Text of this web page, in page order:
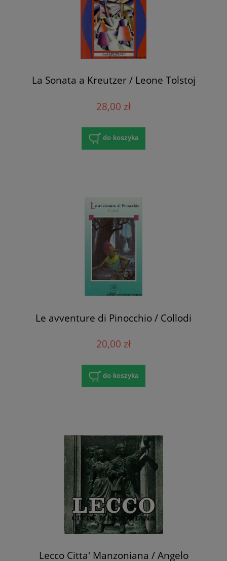
La Sonata a Kreutzer / Leone Tolstoj
28,00 zł
do koszyka
Le avventure di Pinocchio / Collodi
20,00 zł
do koszyka
Lecco Citta' Manzoniana / Angelo